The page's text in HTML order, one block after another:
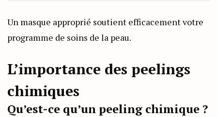
Un masque approprié soutient efficacement votre
programme de soins de la peau.
L’importance des peelings
chimiques
Qu’est-ce qu’un peeling chimique ?